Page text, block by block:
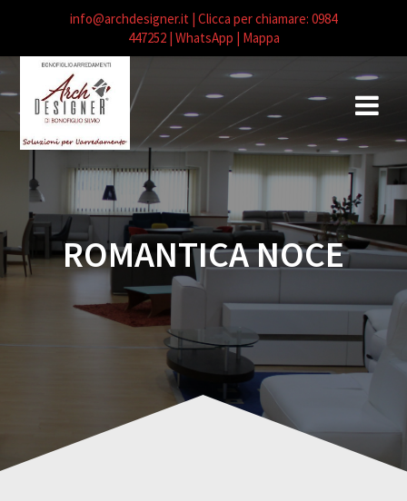
contenuto
ROMANTICA NOCE
info@archdesigner.it | Clicca per chiamare: 0984
447252| WhatsApp | Mappa